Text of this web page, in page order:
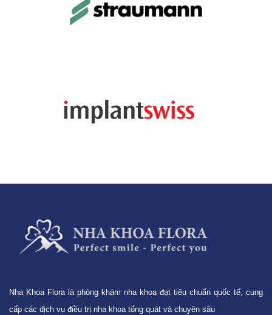
Nha Khoa Flora là phòng khám nha khoa đạt tiêu chuẩn quốc tế, cung
cấp các dịch vụ điều trị nha khoa tổng quát và chuyên sâu